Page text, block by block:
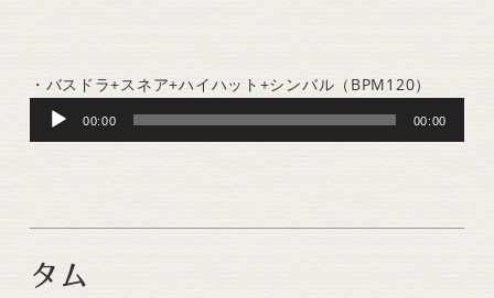
・バスドラ+スネア+ハイハット+シンバル（BPM120）
Audio
Player
00:00 00:00
タム